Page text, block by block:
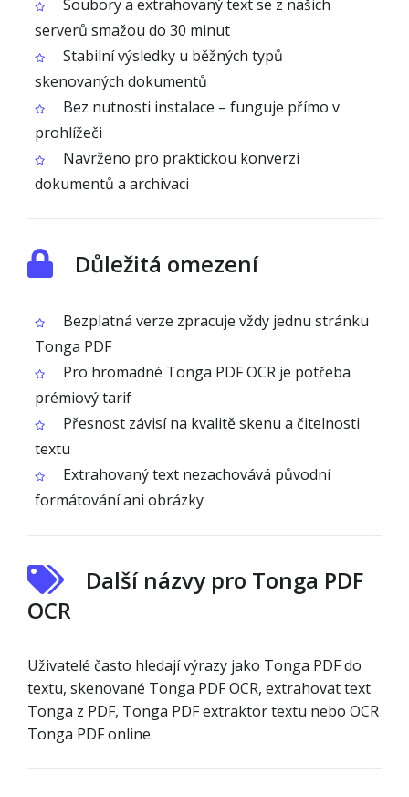
Soubory a extrahovaný text se z našich
serverů smažou do 30 minut
Stabilní výsledky u běžných typů
skenovaných dokumentů
Bez nutnosti instalace – funguje přímo v
prohlížeči
Navrženo pro praktickou konverzi
dokumentů a archivaci
Důležitá omezení
Bezplatná verze zpracuje vždy jednu stránku
Tonga PDF
Pro hromadné Tonga PDF OCR je potřeba
prémiový tarif
Přesnost závisí na kvalitě skenu a čitelnosti
textu
Extrahovaný text nezachovává původní
formátování ani obrázky
Další názvy pro Tonga PDF
OCR
Uživatelé často hledají výrazy jako Tonga PDF do
textu, skenované Tonga PDF OCR, extrahovat text
Tonga z PDF, Tonga PDF extraktor textu nebo OCR
Tonga PDF online.